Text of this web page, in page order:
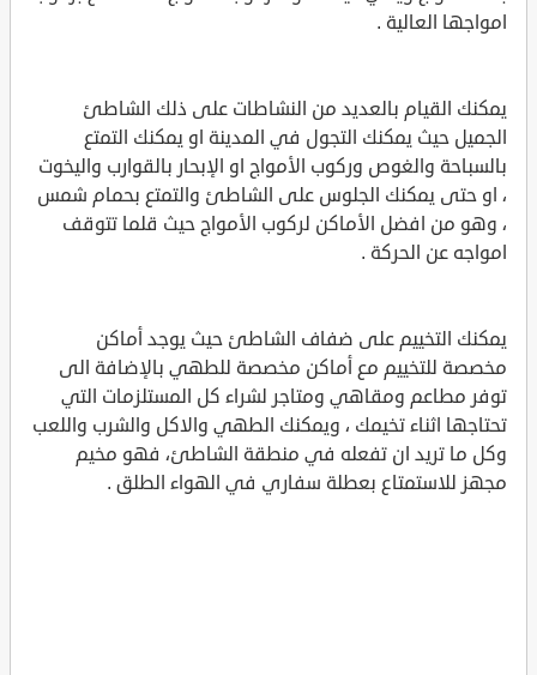
امواجها العالية .
يمكنك القيام بالعديد من النشاطات على ذلك الشاطئ
الجميل حيث يمكنك التجول في المدينة او يمكنك التمتع
بالسباحة والغوص وركوب الأمواج او الإبحار بالقوارب واليخوت
، او حتى يمكنك الجلوس على الشاطئ والتمتع بحمام شمس
، وهو من افضل الأماكن لركوب الأمواج حيث قلما تتوقف
امواجه عن الحركة .
يمكنك التخييم على ضفاف الشاطئ حيث يوجد أماكن
مخصصة للتخييم مع أماكن مخصصة للطهي بالإضافة الى
توفر مطاعم ومقاهي ومتاجر لشراء كل المستلزمات التي
تحتاجها اثناء تخيمك ، ويمكنك الطهي والاكل والشرب واللعب
وكل ما تريد ان تفعله في منطقة الشاطئ، فهو مخيم
مجهز للاستمتاع بعطلة سفاري في الهواء الطلق .